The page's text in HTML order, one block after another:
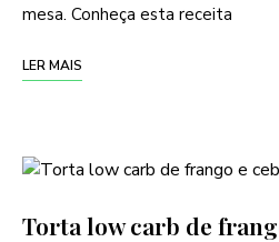
mesa. Conheça esta receita
LER MAIS
Torta low carb de